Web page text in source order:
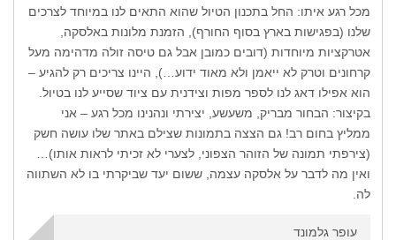
מכל רגע איתו: החל בתכנון הטיול שהוא התאים לנו במיוחד לצרכים
שלנו (בפגישות בארץ בסוף החורף), הזמנת מלונות באלסקה,
אטרקציות מיוחדות (דובים כמובן אבל גם טיסה זולה מדהימה מעל
קרחונים וטרק לא ייאמן ולא מאוד ידוע…), היינו צריכים רק להגיע –
הוא אפילו דאג לנו לספר מפות וצידנית עם ציוד שסייע לנו בטיול.
בקיצור: הבחור מבריק, משעשע, יצירתי ונהנינו מכל רגע – אני
ממליץ בחום רב! גם הצצה בתמונות שצילם באתר שלו עושה חשק
(צירפתי תמונה של הזוהר הצפוני, לצערי לא זכיתי לראות אותו)…
ואין מה לדבר על אלסקה עצמה, ששום יעד שביקרתי בו לא השתווה
לה.
עופר גלמונד